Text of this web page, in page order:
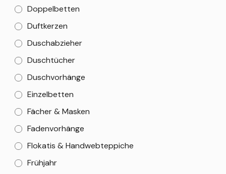
Doppelbetten
Duftkerzen
Duschabzieher
Duschtücher
Duschvorhänge
Einzelbetten
Fächer & Masken
Fadenvorhänge
Flokatis & Handwebteppiche
Frühjahr